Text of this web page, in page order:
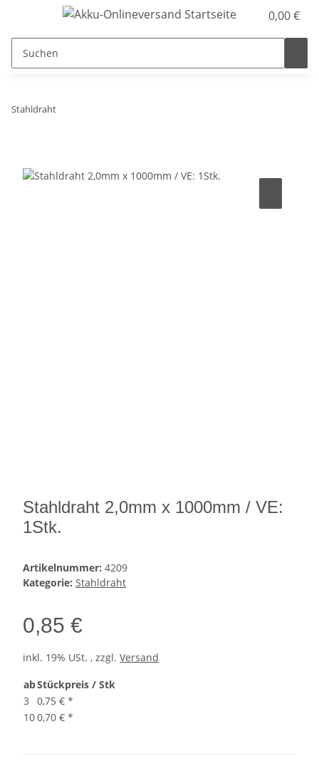
0,00 €
Stahldraht
Stahldraht 2,0mm x 1000mm / VE:
1Stk.
Artikelnummer: 4209
Kategorie: Stahldraht
0,85 €
inkl. 19% USt. , zzgl. Versand
abStückpreis / Stk
3
0,75 € *
100,70 € *